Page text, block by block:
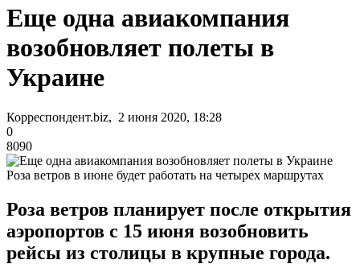
Еще одна авиакомпания
возобновляет полеты в
Украине
Корреспондент.biz, 2 июня 2020, 18:28
0
8090
Роза ветров в июне будет работать на четырех маршрутах
Роза ветров планирует после открытия
аэропортов с 15 июня возобновить
рейсы из столицы в крупные города.